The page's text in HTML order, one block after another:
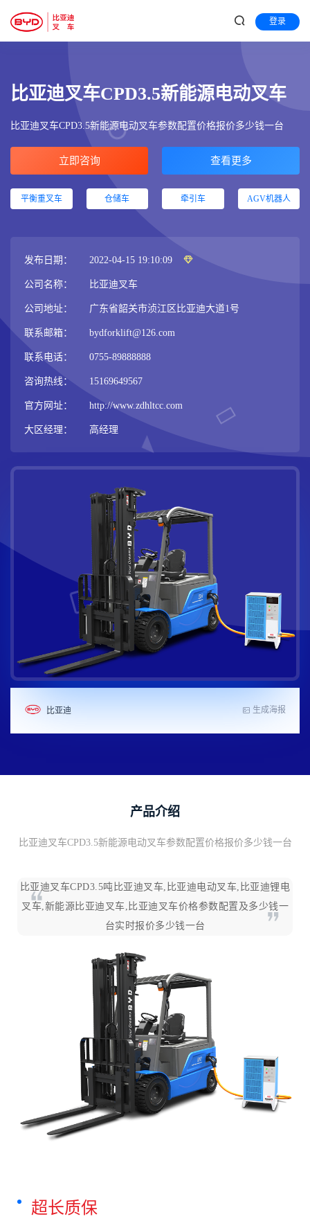
登录
比亚迪叉车CPD3.5新能源电动叉车
比亚迪叉车CPD3.5新能源电动叉车参数配置价格报价多少钱一台
立即咨询 查看更多
平衡重叉车 仓储车 牵引车 AGV机器人
发布日期： 2022-04-15 19:10:09
公司名称： 比亚迪叉车
公司地址： 广东省韶关市浈江区比亚迪大道1号
联系邮箱： bydforklift@126.com
联系电话： 0755-89888888
咨询热线： 15169649567
官方网址： http://www.zdhltcc.com
大区经理： 高经理
比亚迪 生成海报
产品介绍
比亚迪叉车CPD3.5新能源电动叉车参数配置价格报价多少钱一台
比亚迪叉车CPD3.5吨比亚迪叉车,比亚迪电动叉车,比亚迪锂电
叉车,新能源比亚迪叉车,比亚迪叉车价格参数配置及多少钱一
台实时报价多少钱一台
超长质保